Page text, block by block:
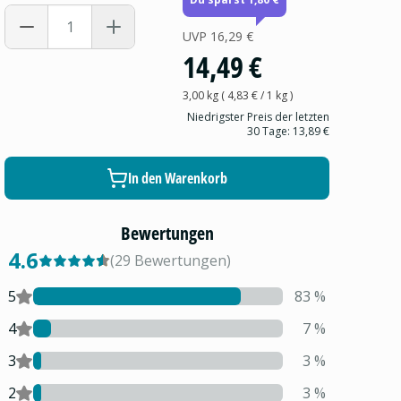
UVP 16,29 €
14,49 €
3,00 kg( 4,83 €/ 1 kg)
Niedrigster Preis der letzten
30 Tage: 13,89 €
In den Warenkorb
Bewertungen
4.6 (29 Bewertungen)
5
83 %
4
7%
3
3 %
2
3 %